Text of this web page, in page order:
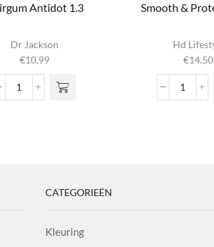
Antidot 1.3
Dr Jackson
€10,99
Hairgum
Smooth &
Hd
€14,50
Smooth
CATEGORIEËN
Kleuring